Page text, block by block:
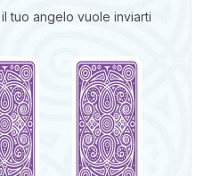
tuo angelo vuole inviarti